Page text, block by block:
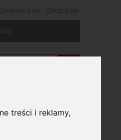
treści i reklamy,